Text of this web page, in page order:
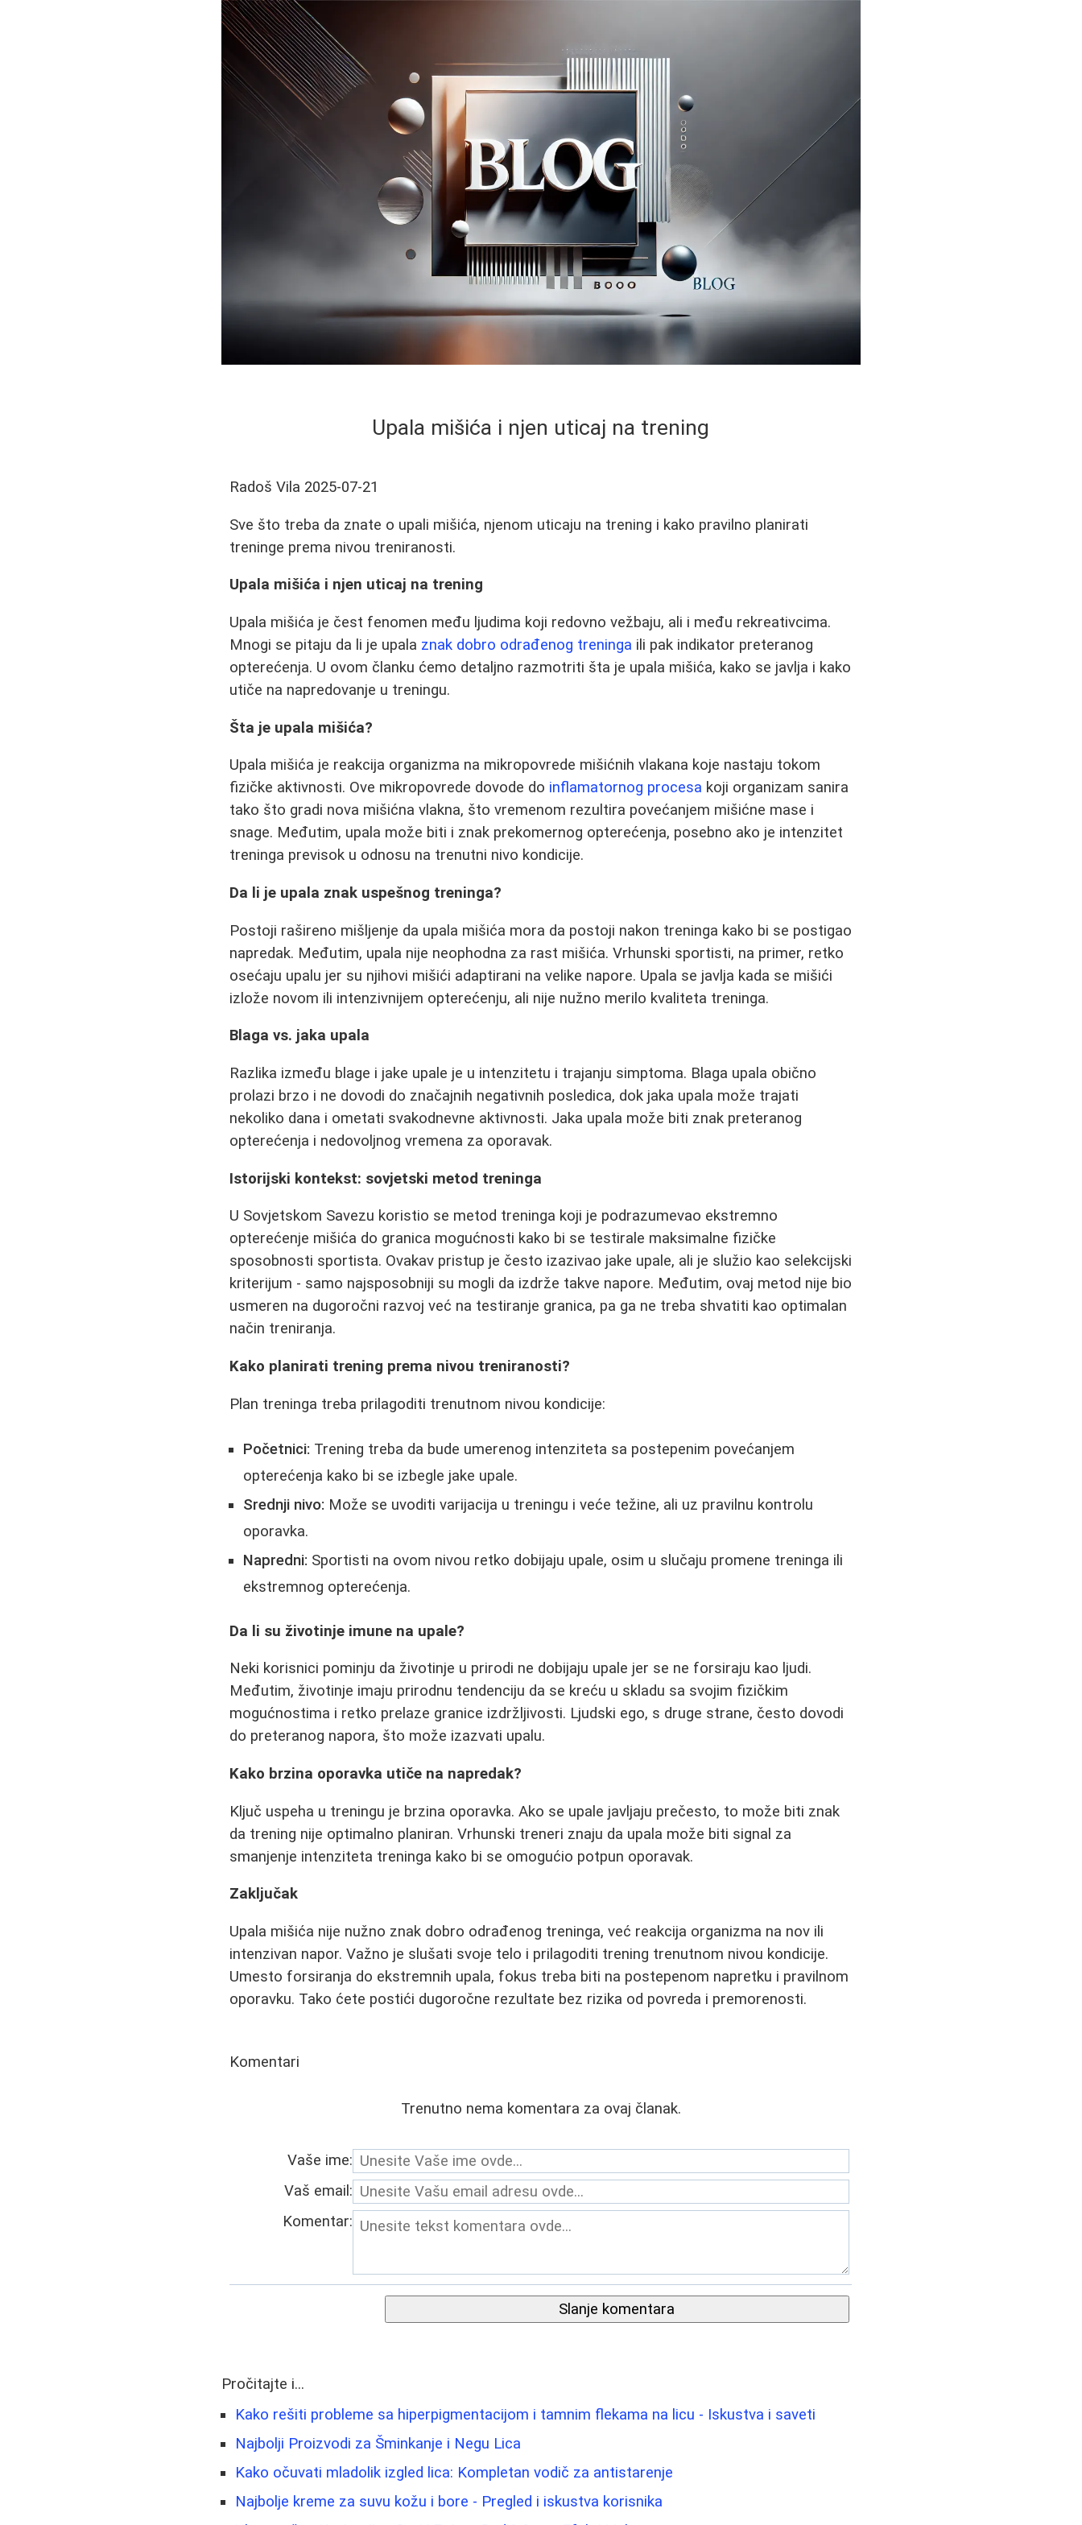
Upala mišića i njen uticaj na trening
Radoš Vila 2025-07-21
Sve što treba da znate o upali mišića, njenom uticaju na trening i kako pravilno planirati
treninge prema nivou treniranosti.
Upala mišića i njen uticaj na trening
Upala mišića je čest fenomen među ljudima koji redovno vežbaju, ali i među rekreativcima.
Mnogi se pitaju da li je upala znak dobro odrađenog treninga ili pak indikator preteranog
opterećenja. U ovom članku ćemo detaljno razmotriti šta je upala mišića, kako se javlja i kako
utiče na napredovanje u treningu.
Šta je upala mišića?
Upala mišića je reakcija organizma na mikropovrede mišićnih vlakana koje nastaju tokom
fizičke aktivnosti. Ove mikropovrede dovode do inflamatornog procesa koji organizam sanira
tako što gradi nova mišićna vlakna, što vremenom rezultira povećanjem mišićne mase i
snage. Međutim, upala može biti i znak prekomernog opterećenja, posebno ako je intenzitet
treninga previsok u odnosu na trenutni nivo kondicije.
Da li je upala znak uspešnog treninga?
Postoji rašireno mišljenje da upala mišića mora da postoji nakon treninga kako bi se postigao
napredak. Međutim, upala nije neophodna za rast mišića. Vrhunski sportisti, na primer, retko
osećaju upalu jer su njihovi mišići adaptirani na velike napore. Upala se javlja kada se mišići
izlože novom ili intenzivnijem opterećenju, ali nije nužno merilo kvaliteta treninga.
Blaga vs. jaka upala
Razlika između blage i jake upale je u intenzitetu i trajanju simptoma. Blaga upala obično
prolazi brzo i ne dovodi do značajnih negativnih posledica, dok jaka upala može trajati
nekoliko dana i ometati svakodnevne aktivnosti. Jaka upala može biti znak preteranog
opterećenja i nedovoljnog vremena za oporavak.
Istorijski kontekst: sovjetski metod treninga
U Sovjetskom Savezu koristio se metod treninga koji je podrazumevao ekstremno
opterećenje mišića do granica mogućnosti kako bi se testirale maksimalne fizičke
sposobnosti sportista. Ovakav pristup je često izazivao jake upale, ali je služio kao selekcijski
kriterijum - samo najsposobniji su mogli da izdrže takve napore. Međutim, ovaj metod nije bio
usmeren na dugoročni razvoj već na testiranje granica, pa ga ne treba shvatiti kao optimalan
način treniranja.
Kako planirati trening prema nivou treniranosti?
Plan treninga treba prilagoditi trenutnom nivou kondicije:
Početnici: Trening treba da bude umerenog intenziteta sa postepenim povećanjem
opterećenja kako bi se izbegle jake upale.
Srednji nivo: Može se uvoditi varijacija u treningu i veće težine, ali uz pravilnu kontrolu
oporavka.
Napredni: Sportisti na ovom nivou retko dobijaju upale, osim u slučaju promene treninga ili
ekstremnog opterećenja.
Da li su životinje imune na upale?
Neki korisnici pominju da životinje u prirodi ne dobijaju upale jer se ne forsiraju kao ljudi.
Međutim, životinje imaju prirodnu tendenciju da se kreću u skladu sa svojim fizičkim
mogućnostima i retko prelaze granice izdržljivosti. Ljudski ego, s druge strane, često dovodi
do preteranog napora, što može izazvati upalu.
Kako brzina oporavka utiče na napredak?
Ključ uspeha u treningu je brzina oporavka. Ako se upale javljaju prečesto, to može biti znak
da trening nije optimalno planiran. Vrhunski treneri znaju da upala može biti signal za
smanjenje intenziteta treninga kako bi se omogućio potpun oporavak.
Zaključak
Upala mišića nije nužno znak dobro odrađenog treninga, već reakcija organizma na nov ili
intenzivan napor. Važno je slušati svoje telo i prilagoditi trening trenutnom nivou kondicije.
Umesto forsiranja do ekstremnih upala, fokus treba biti na postepenom napretku i pravilnom
oporavku. Tako ćete postići dugoročne rezultate bez rizika od povreda i premorenosti.
Komentari
Trenutno nema komentara za ovaj članak.
Vaše ime:
Vaš email:
Komentar:
Slanje komentara
Pročitajte i...
Kako rešiti probleme sa hiperpigmentacijom i tamnim flekama na licu - Iskustva i saveti
Najbolji Proizvodi za Šminkanje i Negu Lica
Kako očuvati mladolik izgled lica: Kompletan vodič za antistarenje
Najbolje kreme za suvu kožu i bore - Pregled i iskustva korisnika